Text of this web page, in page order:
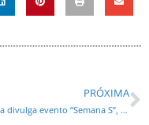
PRÓXIMA
Câmara divulga evento “Semana S”, com serviços gratuitos no Barigui